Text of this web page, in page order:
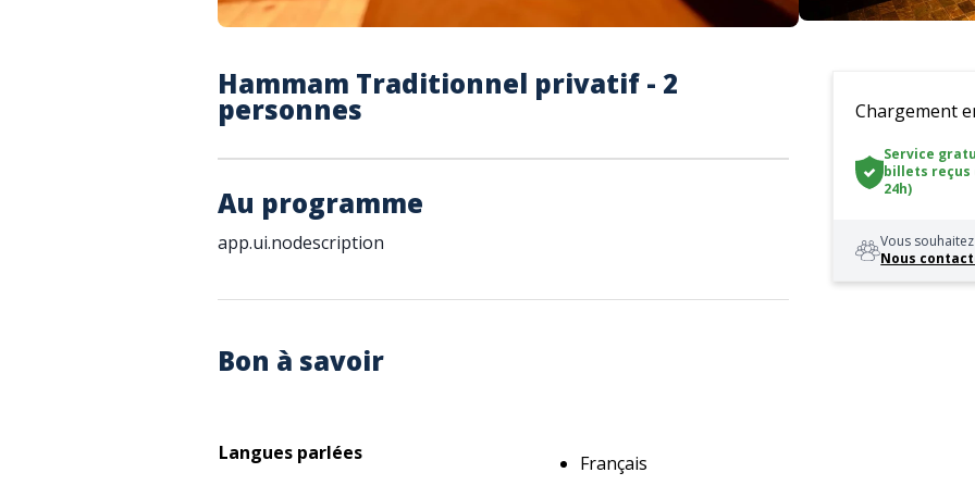
Hammam Traditionnel privatif - 2
personnes
Au programme
app.ui.nodescription
Bon à savoir
Langues parlées Français
Chargement
Service
billets reçus
24h)
Vous
Nous